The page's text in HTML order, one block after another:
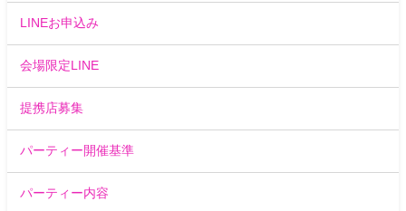
LINEお申込み
会場限定LINE
提携店募集
パーティー開催基準
パーティー内容